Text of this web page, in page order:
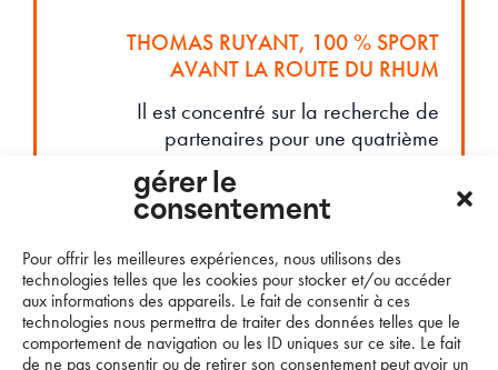
gérer le
consentement
Pour offrir les meilleures expériences, nous utilisons des
technologies telles que les cookies pour stocker et/ou accéder
aux informations des appareils. Le fait de consentir à ces
technologies nous permettra de traiter des données telles que le
comportement de navigation ou les ID uniques sur ce site. Le fait
de ne pas consentir ou de retirer son consentement peut avoir un
THOMAS RUYANT, 100 % SPORT
AVANT LA ROUTE DU RHUM
Il est concentré sur la recherche de
partenaires pour une quatrième
participation au Vendée Globe et à plus
court terme pour la Route du Rhum
Destination Guadeloupe et The Ocean
Race. Il…
LIRE LA SUITE…